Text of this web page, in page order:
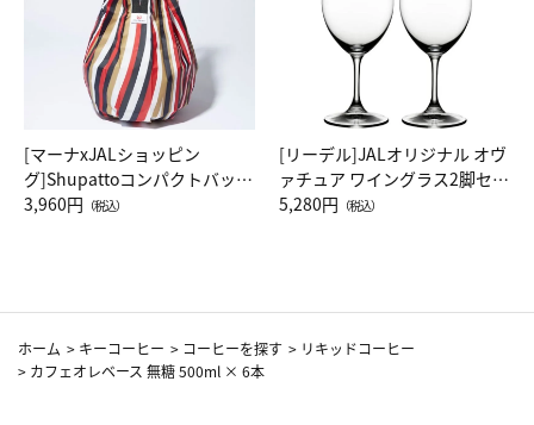
[マーナxJALショッピン
グ]Shupattoコンパクトバッグ
Drop JAL客室乗務員（LC）ス
3,960円 （税込）
[リーデル]JALオリジナル オヴ
ァチュア ワイングラス2脚セッ
ト（レッドワイン）
5,280円 （税込）
ホーム > キーコーヒー > コーヒーを探す > リキッドコーヒー
> カフェオレベース 無糖 500ml × 6本